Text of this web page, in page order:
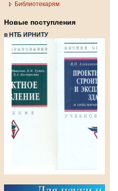
Библиотекарям
Новые поступления
в НТБ ИРНИТУ